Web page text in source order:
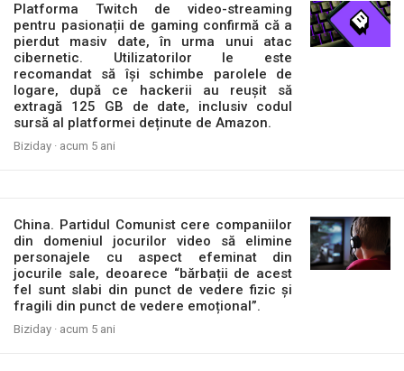
Platforma Twitch de video-streaming
pentru pasionații de gaming confirmă că a
pierdut masiv date, în urma unui atac
cibernetic. Utilizatorilor le este
recomandat să își schimbe parolele de
logare, după ce hackerii au reușit să
extragă 125 GB de date, inclusiv codul
sursă al platformei deținute de Amazon.
Biziday · acum 5 ani
China. Partidul Comunist cere companiilor
din domeniul jocurilor video să elimine
personajele cu aspect efeminat din
jocurile sale, deoarece “bărbații de acest
fel sunt slabi din punct de vedere fizic și
fragili din punct de vedere emoțional”.
Biziday · acum 5 ani